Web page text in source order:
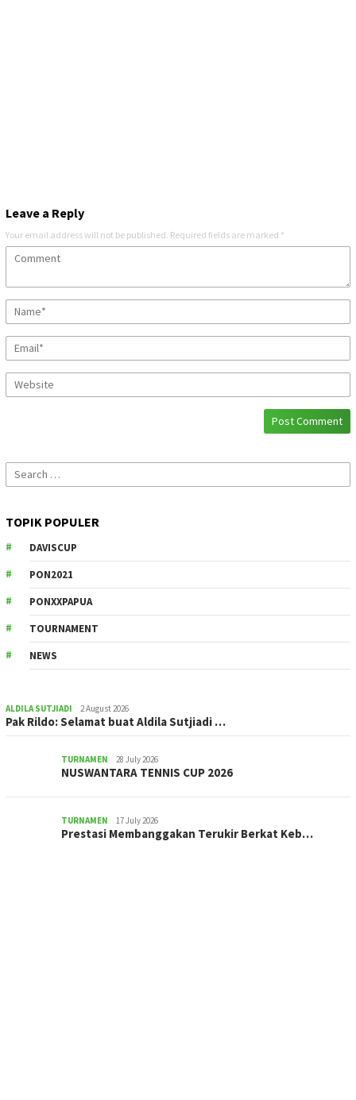
Leave a Reply
Your email address will not be published. Required fields are marked *
Search
for:
TOPIK POPULER
DAVISCUP
PON2021
PONXXPAPUA
TOURNAMENT
NEWS
ALDILA SUTJIADI 2 August 2026
Pak Rildo: Selamat buat Aldila Sutjiadi …
TURNAMEN 28 July 2026
NUSWANTARA TENNIS CUP 2026
TURNAMEN 17 July 2026
Prestasi Membanggakan Terukir Berkat Keb…